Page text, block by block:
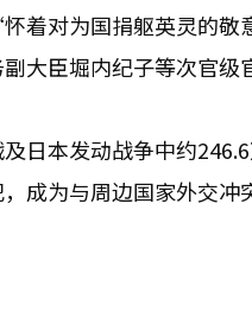
着对为国捐躯英灵的敬
大臣堀内纪子等次官
日本发动战争中约
成为与周边国家外交冲